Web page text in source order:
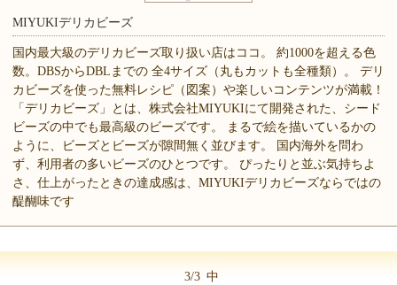
MIYUKIデリカビーズ
国内最大級のデリカビーズ取り扱い店はココ。 約1000を超える色
数。DBSからDBLまでの 全4サイズ（丸もカットも全種類）。 デリ
カビーズを使った無料レシピ（図案）や楽しいコンテンツが満載！
「デリカビーズ」とは、株式会社MIYUKIにて開発された、シード
ビーズの中でも最高級のビーズです。 まるで絵を描いているかの
ように、ビーズとビーズが隙間無く並びます。 国内海外を問わ
ず、利用者の多いビーズのひとつです。 ぴったりと並ぶ気持ちよ
さ、仕上がったときの達成感は、MIYUKIデリカビーズならではの
醍醐味です
3/3 中